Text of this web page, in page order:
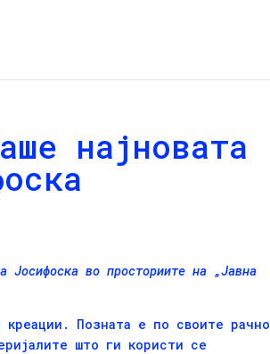
најновата
Јосифоска во просториите на „Јавна
креации. Позната е по своите рачно
што ги користи се